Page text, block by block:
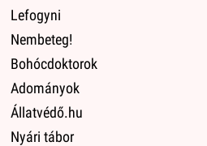
Lefogyni
Nembeteg!
Bohócdoktorok
Adományok
Állatvédő.hu
Nyári tábor